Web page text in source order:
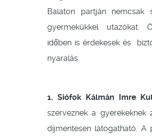
Balaton partján
gyermekükkel utazókat.
időben is érdekesek és
nyaralás.
1. Siófok Kálmán Imre
szerveznek a
díjmentesen látogatható.